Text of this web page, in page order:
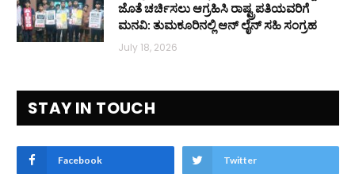
ಜೊತೆ ಚರ್ಚಿಸಲು ಆಗ್ರಹಿಸಿ ರಾಷ್ಟ್ರಪತಿಯವರಿಗೆ
ಮನವಿ: ತುಮಕೂರಿನಲ್ಲಿ ಆನ್‌ ಲೈನ್ ಸಹಿ ಸಂಗ್ರಹ
July 18, 2026
STAY IN TOUCH
Facebook Twitter